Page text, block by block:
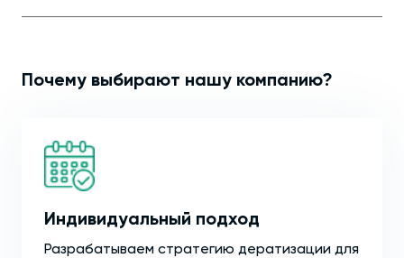
Почему выбирают нашу компанию?
Индивидуальный подход
Разрабатываем стратегию дератизации для